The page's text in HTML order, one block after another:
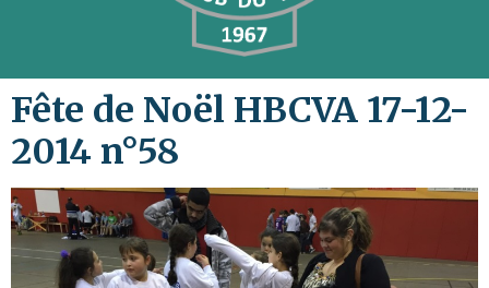
Fête de Noël HBCVA 17-12-
2014 n°58